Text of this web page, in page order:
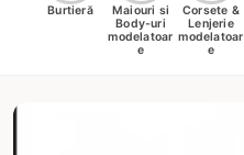
Burtieră
Maiouri si
Body-uri
modelatoar
e
Corsete &
Lenjerie
modelatoar
e